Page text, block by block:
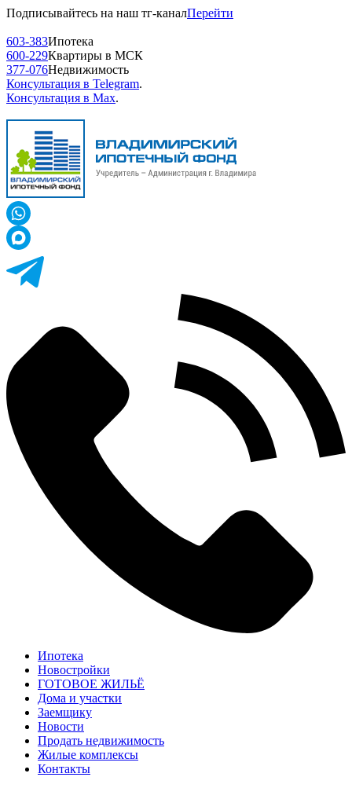
Подписывайтесь на наш тг-каналПерейти
603-383Ипотека
600-229Квартиры в МСК
377-076Недвижимость
Консультация в Telegram.
Консультация в Max.
Ипотека
Новостройки
ГОТОВОЕ ЖИЛЬЁ
Дома и участки
Заемщику
Новости
Продать недвижимость
Жилые комплексы
Контакты